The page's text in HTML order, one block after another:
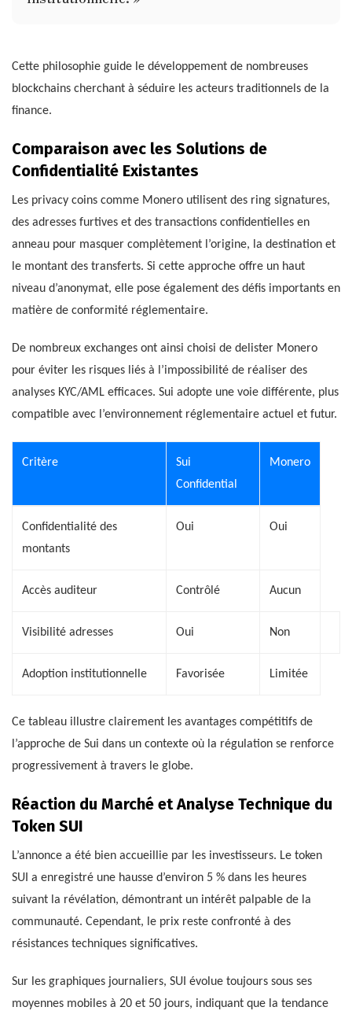
Cette philosophie guide le développement de nombreuses
blockchains cherchant à séduire les acteurs traditionnels de la
finance.
Comparaison avec les Solutions de
Confidentialité Existantes
Les privacy coins comme Monero utilisent des ring signatures,
des adresses furtives et des transactions confidentielles en
anneau pour masquer complètement l’origine, la destination et
le montant des transferts. Si cette approche offre un haut
niveau d’anonymat, elle pose également des défis importants en
matière de conformité réglementaire.
De nombreux exchanges ont ainsi choisi de delister Monero
pour éviter les risques liés à l’impossibilité de réaliser des
analyses KYC/AML efficaces. Sui adopte une voie différente, plus
compatible avec l’environnement réglementaire actuel et futur.
Critère
Sui
Confidential
Monero
Confidentialité des
montants
Oui Oui
Accès auditeur Contrôlé Aucun
Visibilité adresses Oui Non
Adoption institutionnelle Favorisée Limitée
Ce tableau illustre clairement les avantages compétitifs de
l’approche de Sui dans un contexte où la régulation se renforce
progressivement à travers le globe.
Réaction du Marché et Analyse Technique du
Token SUI
L’annonce a été bien accueillie par les investisseurs. Le token
SUI a enregistré une hausse d’environ 5 % dans les heures
suivant la révélation, démontrant un intérêt palpable de la
communauté. Cependant, le prix reste confronté à des
résistances techniques significatives.
Sur les graphiques journaliers, SUI évolue toujours sous ses
moyennes mobiles à 20 et 50 jours, indiquant que la tendance